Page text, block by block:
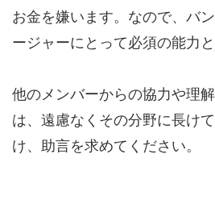
お金を嫌います。なので、バ
ージャーにとって必須の能力
他のメンバーからの協力や理
は、遠慮なくその分野に長け
け、助言を求めてください。